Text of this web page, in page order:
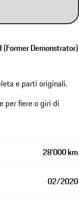
(Former Demonstrator)
e parti originali.
per fiere o giri di
28'000 km
02/2020